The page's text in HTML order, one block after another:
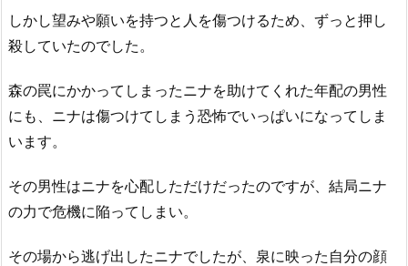
しかし望みや願いを持つと人を傷つけるため、ずっと押し
殺していたのでした。
森の罠にかかってしまったニナを助けてくれた年配の男性
にも、ニナは傷つけてしまう恐怖でいっぱいになってしま
います。
その男性はニナを心配しただけだったのですが、結局ニナ
の力で危機に陥ってしまい。
その場から逃げ出したニナでしたが、泉に映った自分の顔